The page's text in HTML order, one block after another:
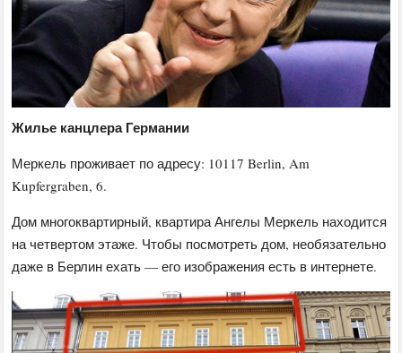
Жилье канцлера Германии
Меркель проживает по адресу: 10117 Berlin, Am
Kupfergraben, 6.
Дом многоквартирный, квартира Ангелы Меркель находится
на четвертом этаже. Чтобы посмотреть дом, необязательно
даже в Берлин ехать — его изображения есть в интернете.